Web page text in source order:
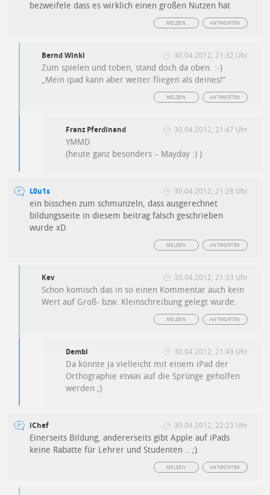
bezweifele dass es wirklich einen großen Nutzen hat
ANTWORTEN
MELDEN
Bernd Winki 30.04.2012, 21:32 Uhr
Zum spielen und toben, stand doch da oben. :-)
„Mein ipad kann aber weiter fliegen als deines!“
ANTWORTEN
MELDEN
Franz Pferdinand 30.04.2012, 21:47 Uhr
YMMD
(heute ganz besonders – Mayday :) )
L0u1s 30.04.2012, 21:28 Uhr
ein bisschen zum schmunzeln, dass ausgerechnet
bildungsseite in diesem beitrag falsch geschrieben
wurde xD
ANTWORTEN
MELDEN
Kev 30.04.2012, 21:33 Uhr
Schon komisch das in so einen Kommentar auch kein
Wert auf Groß- bzw. Kleinschreibung gelegt wurde.
ANTWORTEN
MELDEN
Dembi 30.04.2012, 21:49 Uhr
Da könnte ja vielleicht mit einem iPad der
Orthographie etwas auf die Sprünge geholfen
werden ;)
iChef 30.04.2012, 22:23 Uhr
Einerseits Bildung, andererseits gibt Apple auf iPads
keine Rabatte für Lehrer und Studenten .. ;)
ANTWORTEN
MELDEN